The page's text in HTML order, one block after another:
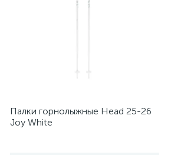
Палки горнолыжные Head 25-26
Joy White